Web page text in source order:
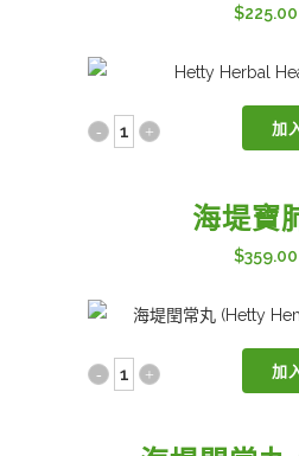
quantity
$225.00
海
丸
加
海堤寶
$359.00
海 加